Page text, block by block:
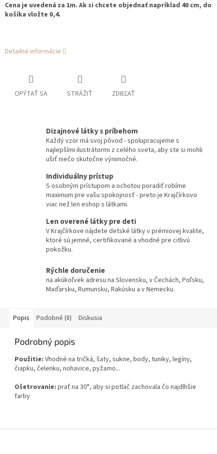
Cena je uvedená za 1m. Ak si chcete objednať napríklad 40 cm, do
košíka vložte 0,4.
Detailné informácie
OPÝTAŤ SA STRÁŽIŤ ZDIEĽAŤ
Dizajnové látky s príbehom
Každý vzor má svoj pôvod - spolupracujeme s
najlepšími ilustrátormi z celého sveta, aby ste si mohli
ušiť niečo skutočne výnimočné.
Individuálny prístup
S osobným prístupom a ochotou poradiť robíme
maximum pre vašu spokojnosť - preto je Krajčírkovo
viac než len eshop s látkami.
Len overené látky pre deti
V Krajčírkove nájdete detské látky v prémiovej kvalite,
ktoré sú jemné, certifikované a vhodné pre citlivú
pokožku.
Rýchle doručenie
na akúkoľvek adresu na Slovensku, v Čechách, Poľsku,
Maďarsku, Rumunsku, Rakúsku a v Nemecku.
Popis Podobné (8) Diskusia
Podrobný popis
Použitie: Vhodné na tričká, šaty, sukne, body, tuniky, legíny,
čiapku, čelenku, nohavice, pyžamo...
Ošetrovanie: prať na 30°, aby si potlač zachovala čo najdlhšie
farby